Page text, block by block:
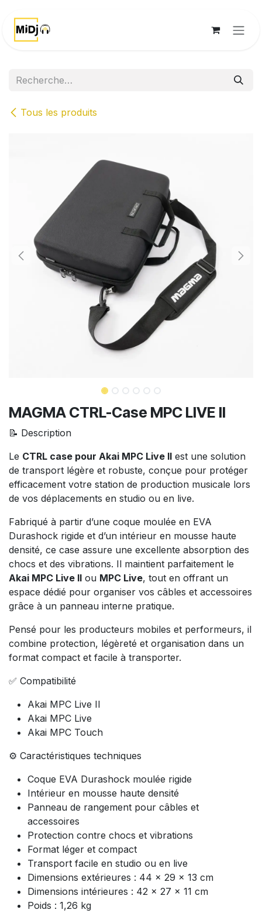
Tous les produits
MAGMA CTRL-Case MPC LIVE II
📝 Description
Le CTRL case pour Akai MPC Live II est une solution
de transport légère et robuste, conçue pour protéger
efficacement votre station de production musicale lors
de vos déplacements en studio ou en live.
Fabriqué à partir d’une coque moulée en EVA
Durashock rigide et d’un intérieur en mousse haute
densité, ce case assure une excellente absorption des
chocs et des vibrations. Il maintient parfaitement le
Akai MPC Live II ou MPC Live, tout en offrant un
espace dédié pour organiser vos câbles et accessoires
grâce à un panneau interne pratique.
Pensé pour les producteurs mobiles et performeurs, il
combine protection, légèreté et organisation dans un
format compact et facile à transporter.
✅ Compatibilité
Akai MPC Live II
Akai MPC Live
Akai MPC Touch
⚙️ Caractéristiques techniques
Coque EVA Durashock moulée rigide
Intérieur en mousse haute densité
Panneau de rangement pour câbles et
accessoires
Protection contre chocs et vibrations
Format léger et compact
Transport facile en studio ou en live
Dimensions extérieures : 44 x 29 x 13 cm
Dimensions intérieures : 42 x 27 x 11 cm
Poids : 1,26 kg